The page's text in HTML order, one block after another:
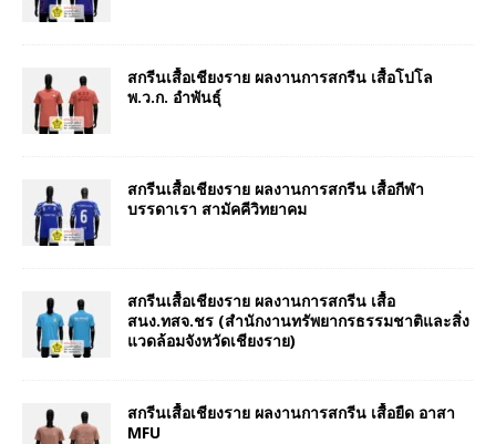
สกรีนเสื้อเชียงราย ผลงานการสกรีน เสื้อโปโล
พ.ว.ก. อำพันธุ์
สกรีนเสื้อเชียงราย ผลงานการสกรีน เสื้อกีฬา
บรรดาเรา สามัคคีวิทยาคม
สกรีนเสื้อเชียงราย ผลงานการสกรีน เสื้อ
สนง.ทสจ.ชร (สำนักงานทรัพยากรธรรมชาติและสิ่ง
แวดล้อมจังหวัดเชียงราย)
สกรีนเสื้อเชียงราย ผลงานการสกรีน เสื้อยืด อาสา
MFU